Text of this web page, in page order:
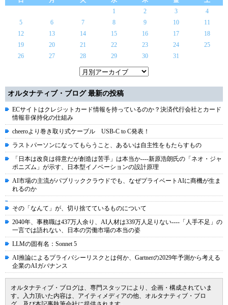
1
2 3
4
5
6 7 8 9 10
11
12
13 14 15 16 17
18
19
20 21 22 23 24
25
26
27 28 29 30 31
オルタナティブ・ブログ 最新の投稿
ECサイトはクレジットカード情報を持っているのか？決済代行会社とカード
情報非保持化の仕組み
cheeroより巻き取り式ケーブル USB-C to C発表！
ラストパーソンになってもらうこと、あるいは自主性をもたらすもの
「日本は改良は得意だが創造は苦手」は本当か----新原浩朗氏の「ネオ・ジャ
ポニズム」が示す、日本型イノベーションの設計原理
AI市場の主流がパブリッククラウドでも、なぜプライベートAIに商機が生ま
れるのか
その「なんて」が、切り捨てているものについて
2040年、事務職は437万人余り、AI人材は339万人足りない----「人手不足」の
一言では語れない、日本の労働市場の本当の姿
LLMの固有名：Sonnet 5
AI推論によるプライバシーリスクとは何か、Gartnerの2029年予測から考える
企業のAIガバナンス
オルタナティブ・ブログは、専門スタッフにより、企画・構成されていま
す。入力頂いた内容は、アイティメディアの他、オルタナティブ・ブロ